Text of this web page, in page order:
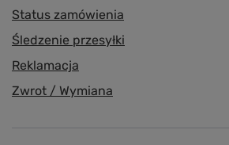
Status zamówienia
Śledzenie przesyłki
Reklamacja
Zwrot / Wymiana